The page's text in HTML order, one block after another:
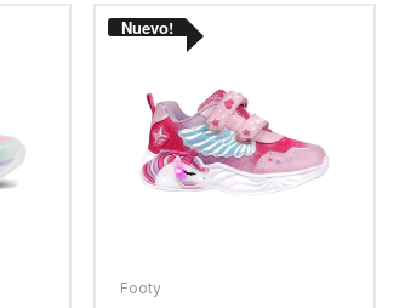
Precio más alto.
Los más vendidos
Mejor Valoradas
A - Z
Z - A
Footy